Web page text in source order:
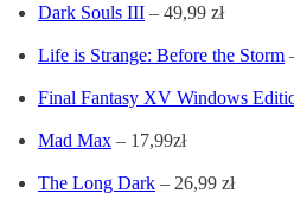
Dark Souls III – 49,99 zł
Life is Strange: Before the Storm
Final Fantasy XV Windows
Mad Max – 17,99zł
The Long Dark – 26,99 zł